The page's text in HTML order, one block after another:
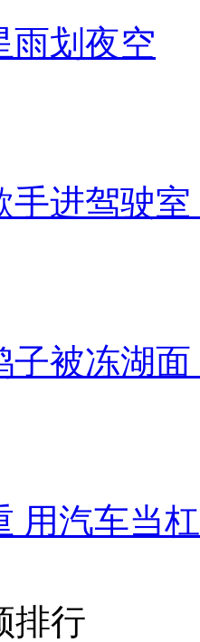
雨划夜空
手进驾驶
子被冻湖
用汽车当
排行